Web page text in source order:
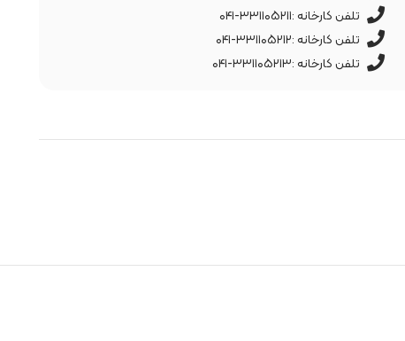
تلفن کارخانه :۳۳۱۱۰۵۲۱۱-۰۴۱
تلفن کارخانه :۳۳۱۱۰۵۲۱۲-۰۴۱
تلفن کارخانه :۳۳۱۱۰۵۲۱۳-۰۴۱